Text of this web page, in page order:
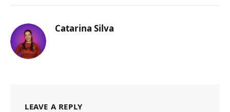
Catarina Silva
LEAVE A REPLY